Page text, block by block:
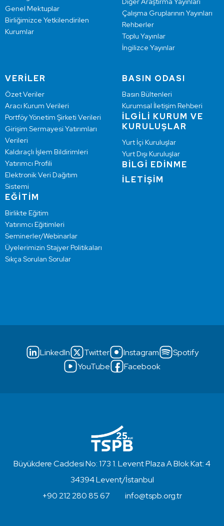
Genel Mektuplar
Birliğimizce Yetkilendirilen
Kurumlar
Çalışma Gruplarının Yayınları
Rehberler
Toplu Yayınlar
İngilizce Yayınlar
VERİLER
Özet Veriler
Aracı Kurum Verileri
Portföy Yönetim Şirketi Verileri
Girişim Sermayesi Yatırımları
Verileri
Kaldıraçlı İşlem Bildirimleri
Yatırımcı Profili
Elektronik Veri Dağıtım
Sistemi
EĞİTİM
Birlikte Eğitim
Yatırımcı Eğitimleri
Seminerler/Webinarlar
Üyelerimizin Stajyer Politikaları
Sıkça Sorulan Sorular
BASIN ODASI
Basın Bültenleri
Kurumsal İletişim Rehberi
İLGİLİ KURUM VE
KURULUŞLAR
Yurt İçi Kuruluşlar
Yurt Dışı Kuruluşlar
BİLGİ EDİNME
İLETİŞİM
LinkedIn Twitter Instagram
Spotify
YouTube
Facebook
Büyükdere Caddesi No: 173 1. Levent Plaza A Blok Kat: 4
34394 Levent/İstanbul
+90 212 280 85 67
info@tspb.org.tr